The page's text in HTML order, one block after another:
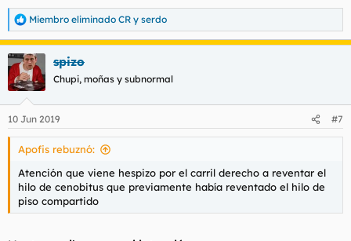
R
e
a
c
c
i
e
s
Miembro eliminado CR y serdo
spizo
Chupi, moñas y subnormal
10 Jun 2019 #7
Apofis rebuznó:
Atención que viene hespizo por el carril derecho a reventar el
hilo de cenobitus que previamente había reventado el hilo de
piso compartido